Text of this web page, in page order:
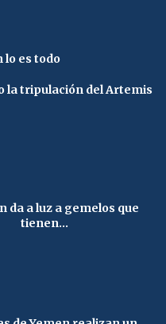
lo es todo
la tripulación del Artemis
da a luz a gemelos que
tienen...